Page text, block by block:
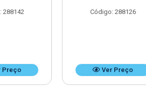
288142
Preço
Código: 288126
Ver Preço